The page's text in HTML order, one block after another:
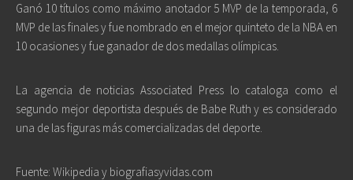
Ganó 10 títulos como máximo anotador 5 MVP de la temporada, 6
MVP de las finales y fue nombrado en el mejor quinteto de la NBA en
10 ocasiones y fue ganador de dos medallas olímpicas.
La agencia de noticias Associated Press lo cataloga como el
segundo mejor deportista después de Babe Ruth y es considerado
una de las figuras más comercializadas del deporte.
Fuente: Wikipedia y biografiasyvidas.com